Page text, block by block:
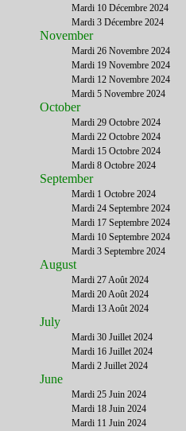
Mardi 10 Décembre 2024
Mardi 3 Décembre 2024
November
Mardi 26 Novembre 2024
Mardi 19 Novembre 2024
Mardi 12 Novembre 2024
Mardi 5 Novembre 2024
October
Mardi 29 Octobre 2024
Mardi 22 Octobre 2024
Mardi 15 Octobre 2024
Mardi 8 Octobre 2024
September
Mardi 1 Octobre 2024
Mardi 24 Septembre 2024
Mardi 17 Septembre 2024
Mardi 10 Septembre 2024
Mardi 3 Septembre 2024
August
Mardi 27 Août 2024
Mardi 20 Août 2024
Mardi 13 Août 2024
July
Mardi 30 Juillet 2024
Mardi 16 Juillet 2024
Mardi 2 Juillet 2024
June
Mardi 25 Juin 2024
Mardi 18 Juin 2024
Mardi 11 Juin 2024